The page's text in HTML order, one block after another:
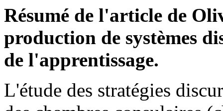
Résumé de l'article de
production de systèmes
de l'apprentissage.
L'étude des stratégies